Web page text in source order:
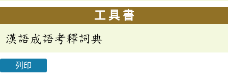
工 具 書
漢語成語考釋詞典
列印